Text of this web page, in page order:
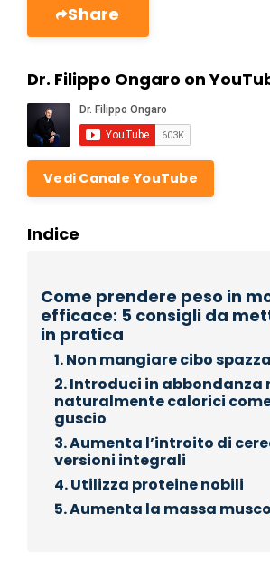
Share
Dr. Filippo Ongaro on
Vedi Canale YouTube
Indice
Come prendere peso in
efficace: 5 consigli da
in pratica
1. Non mangiare cibo
2. Introduci in abbondanza
naturalmente calorici
guscio
3. Aumenta l’introito di
versioni integrali
4. Utilizza proteine nobili
5. Aumenta la massa